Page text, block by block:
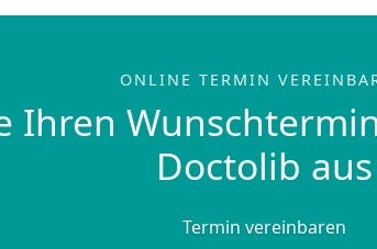
ONLINE TERMIN
Ihren
Doctolib aus
Termin vereinbaren